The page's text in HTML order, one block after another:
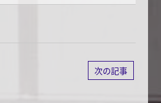
次の記事